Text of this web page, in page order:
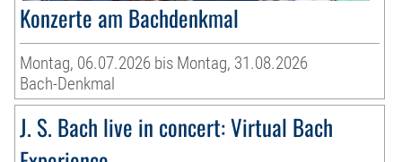
Konzerte am Bachdenkmal
Montag, 06.07.2026 bis Montag, 31.08.2026
Bach-Denkmal
J. S. Bach live in concert: Virtual Bach